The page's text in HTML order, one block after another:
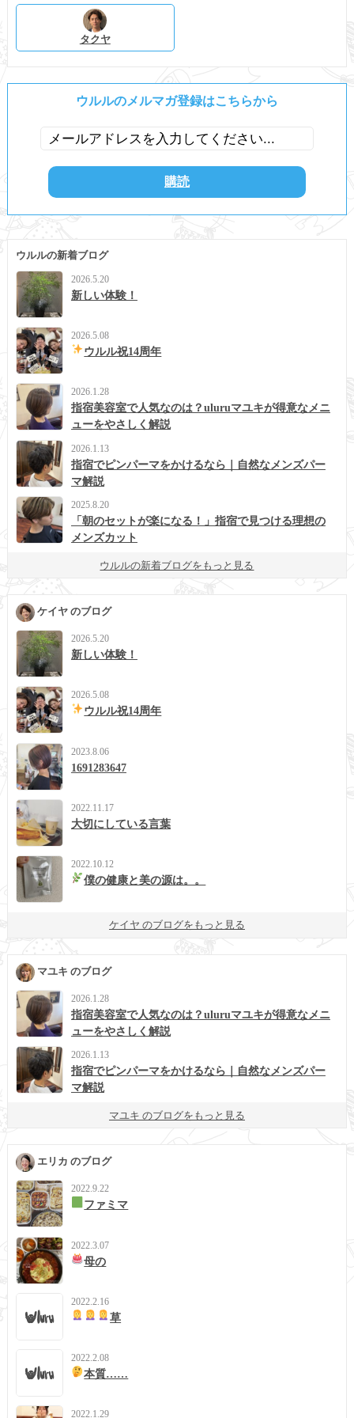
タクヤ
ウルルのメルマガ登録はこちらから
ウルルの新着ブログ
2026.5.20
新しい体験！
2026.5.08
ウルル祝14周年
2026.1.28
指宿美容室で人気なのは？uluruマユキが得意なメニ
ューをやさしく解説
2026.1.13
指宿でピンパーマをかけるなら｜自然なメンズパー
マ解説
2025.8.20
「朝のセットが楽になる！」指宿で見つける理想の
メンズカット
ウルルの新着ブログをもっと見る
ケイヤ のブログ
2026.5.20
新しい体験！
2026.5.08
ウルル祝14周年
2023.8.06
1691283647
2022.11.17
大切にしている言葉
2022.10.12
僕の健康と美の源は。。
ケイヤ のブログをもっと見る
マユキ のブログ
2026.1.28
指宿美容室で人気なのは？uluruマユキが得意なメニ
ューをやさしく解説
2026.1.13
指宿でピンパーマをかけるなら｜自然なメンズパー
マ解説
マユキ のブログをもっと見る
エリカ のブログ
2022.9.22
ファミマ
2022.3.07
母の
2022.2.16
草
2022.2.08
本質……
2022.1.29